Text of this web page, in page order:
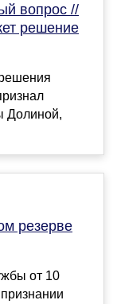
вопрос //
решение
Долиной,
резерве
от 10